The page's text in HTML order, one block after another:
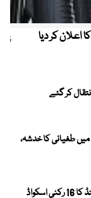
اعلان کر دیا
کر گئے
میں طغیانی کا خدشہ،
پاکستان کیخلاف ٹیسٹ سیریز ، انگلینڈ کا 16 رکنی اسکواڈ